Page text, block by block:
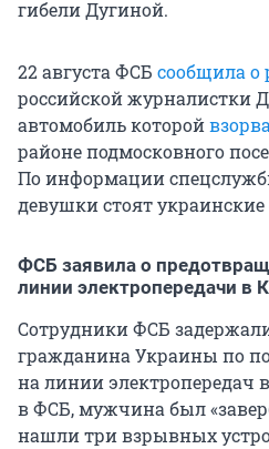
гибели Дугиной.
22 августа ФСБ сообщила о
российской журналистки
автомобиль которой
районе подмосковного
По информации
девушки стоят
ФСБ заявила о
линии электропередачи в
Сотрудники ФСБ
гражданина Украины по
на линии электропередач
в ФСБ, мужчина был
нашли три взрывных